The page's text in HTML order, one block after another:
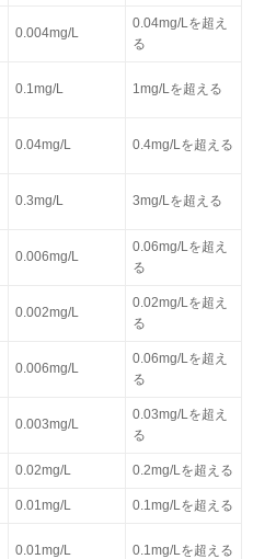
0.004mg/L
0.04mg/Lを超え
る
0.1mg/L 1mg/Lを超える
0.04mg/L 0.4mg/Lを超える
0.3mg/L 3mg/Lを超える
0.006mg/L
0.06mg/Lを超え
る
0.002mg/L
0.02mg/Lを超え
る
0.006mg/L
0.06mg/Lを超え
る
0.003mg/L
0.03mg/Lを超え
る
0.02mg/L 0.2mg/Lを超える
0.01mg/L 0.1mg/Lを超える
0.01mg/L 0.1mg/Lを超える